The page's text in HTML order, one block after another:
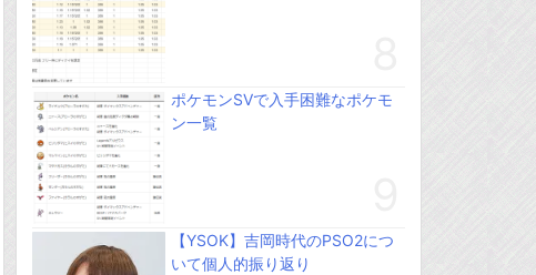
ポケモンSVで入手困難なポケモ
ン一覧
【YSOK】吉岡時代のPSO2につ
いて個人的振り返り